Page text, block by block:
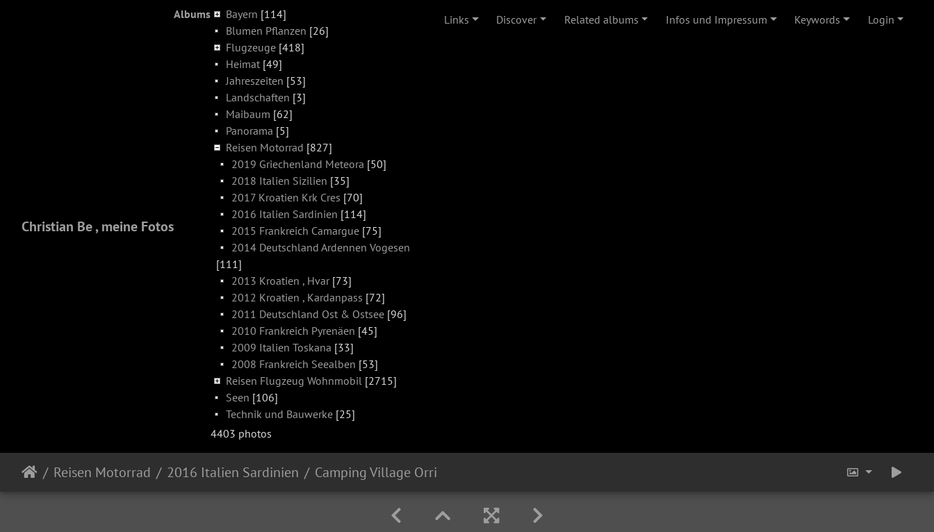
Christian Be , meine Fotos
Albums Bayern [114]
Blumen Pflanzen [26]
Flugzeuge [418]
Heimat [49]
Jahreszeiten [53]
Landschaften [3]
Maibaum [62]
Panorama [5]
Reisen Motorrad [827]
2019 Griechenland Meteora [50]
2018 Italien Sizilien [35]
2017 Kroatien Krk Cres [70]
2016 Italien Sardinien [114]
2015 Frankreich Camargue [75]
2014 Deutschland Ardennen Vogesen
[111]
2013 Kroatien , Hvar[73]
2012 Kroatien , Kardanpass [72]
2011 Deutschland Ost & Ostsee [96]
2010 Frankreich Pyrenäen [45]
2009 Italien Toskana [33]
2008 Frankreich Seealben [53]
Reisen Flugzeug Wohnmobil [2715]
Seen [106]
Technik und Bauwerke [25]
4403 photos
Links Discover Related albums Infos und Impressum Keywords Login
Reisen Motorrad 2016 Italien Sardinien Camping Village Orri